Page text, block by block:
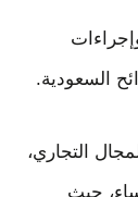
السعودية.
التجاري،
حيث